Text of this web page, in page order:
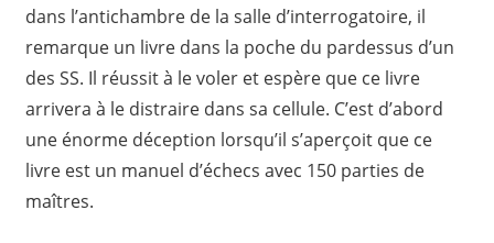
dans l’antichambre de la salle d’interrogatoire, il
remarque un livre dans la poche du pardessus d’un
des SS. Il réussit à le voler et espère que ce livre
arrivera à le distraire dans sa cellule. C’est d’abord
une énorme déception lorsqu’il s’aperçoit que ce
livre est un manuel d’échecs avec 150 parties de
maîtres.